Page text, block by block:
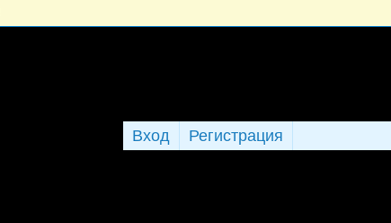
Регистрация
Вход